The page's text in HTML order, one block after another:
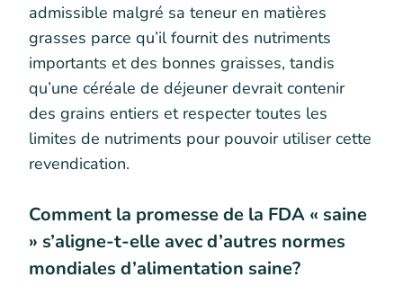
admissible malgré sa teneur en matières
grasses parce qu’il fournit des nutriments
importants et des bonnes graisses, tandis
qu’une céréale de déjeuner devrait contenir
des grains entiers et respecter toutes les
limites de nutriments pour pouvoir utiliser cette
revendication.
Comment la promesse de la FDA « saine
» s’aligne-t-elle avec d’autres normes
mondiales d’alimentation saine?